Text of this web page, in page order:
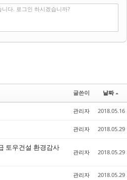
다. 로그인 하시겠습니까?
글쓴이 날짜
관리자 2018.05.16
관리자 2018.05.29
토우건설 환경감사
관리자 2018.05.29
관리자 2018.05.29